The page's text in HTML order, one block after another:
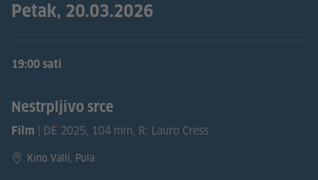
Petak, 20.03.2026
19:00 sati
Nestrpljivo srce
Film | DE 2025, 104 min, R: Lauro Cress
Kino Valli, Pula